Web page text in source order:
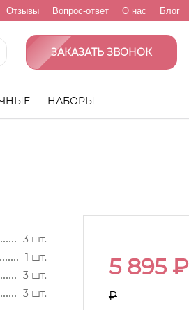
Отзывы Вопрос-ответ О нас Блог
ЗАКАЗАТЬ ЗВОНОК
НАБОРЫ
3 шт.
1 шт.
3 шт.
3 шт.
5 895₽
₽